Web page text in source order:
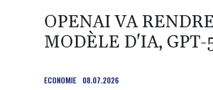
OPENAI VA
MODÈLE D'IA, GPT-
ECONOMIE 08.07.2026